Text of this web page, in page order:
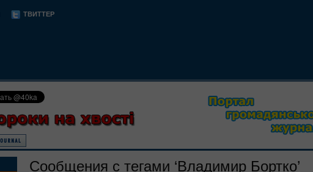
ТВИТТЕР
Сообщения с тегами ‘Владимир Бортко’